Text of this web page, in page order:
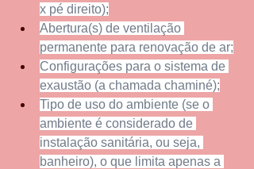
x pé direito);
Abertura(s) de ventilação
permanente para renovação de ar;
Configurações para o sistema de
exaustão (a chamada chaminé);
Tipo de uso do ambiente (se o
ambiente é considerado de
instalação sanitária, ou seja,
banheiro), o que limita apenas a